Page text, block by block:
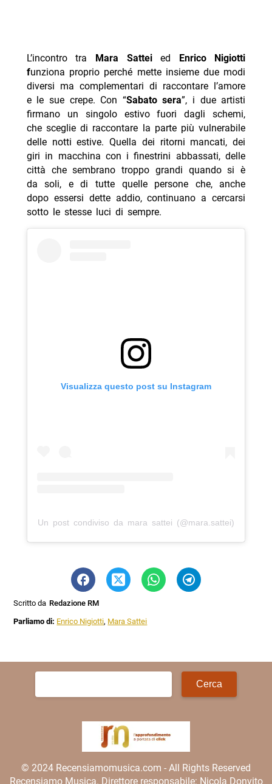
L’incontro tra Mara Satteied
Enrico Nigiotti
funziona proprio perché mette insieme due modi
diversi ma complementari di raccontare l’amore
e le sue crepe. Con “Sabato sera”, i due artisti
firmano un singolo estivo fuori dagli schemi,
che sceglie di raccontare la parte più vulnerabile
delle notti estive. Quella dei ritorni mancati, dei
giri in macchina con i finestrini abbassati, delle
città che sembrano troppo grandi quando si è
da soli, e di tutte quelle persone che, anche
dopo essersi dette addio, continuano a cercarsi
sotto le stesse luci di sempre.
Visualizza questo post su Instagram
Un post condiviso da mara sattei (@mara.sattei)
Scritto da Redazione RM
Parliamo di: Enrico Nigiotti, Mara Sattei
Ricerca
© 2024 Recensiamomusica.com - All Rights Reserved
Recensiamo Musica. Direttore responsabile: Nicola Donvito